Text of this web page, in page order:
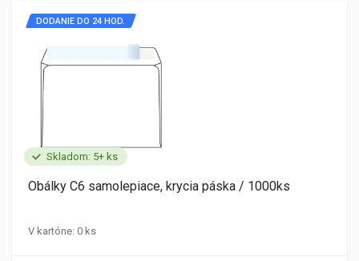
Skladom: 5+ ks
DODANIE DO 24 HOD.
Obálky C6 samolepiace, krycia páska / 1000ks
V kartóne: 0 ks